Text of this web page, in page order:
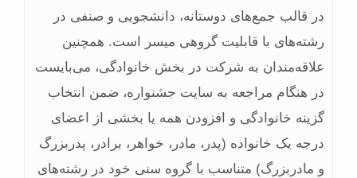
در قالب جمع‌های دوستانه، دانشجویی و صنفی در
رشته‌های با قابلیت گروهی میسر است. همچنین
علاقه‌مندان به شرکت در بخش خانوادگی، می‌بایست
در هنگام مراجعه به سایت جشنواره، ضمن انتخاب
گزینه خانوادگی و افزودن همه یا بخشی از اعضای
درجه یک خانواده (پدر، مادر، خواهر، برادر، پدربزرگ
و مادربزرگ) متناسب با گروه سنی خود در رشته‌های